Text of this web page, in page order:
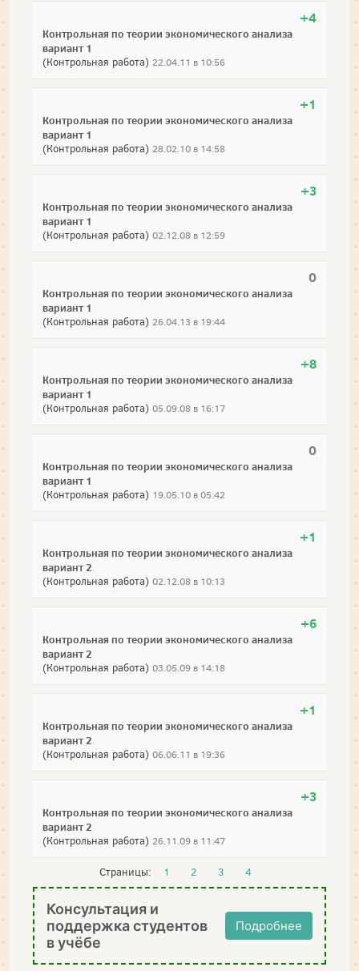
+4
Контрольная по теории экономического анализа
вариант 1
(Контрольная работа) 22.04.11 в 10:56
+1
Контрольная по теории экономического анализа
вариант 1
(Контрольная работа) 28.02.10 в 14:58
+3
Контрольная по теории экономического анализа
вариант 1
(Контрольная работа) 02.12.08 в 12:59
0
Контрольная по теории экономического анализа
вариант 1
(Контрольная работа) 26.04.13 в 19:44
+8
Контрольная по теории экономического анализа
вариант 1
(Контрольная работа) 05.09.08 в 16:17
0
Контрольная по теории экономического анализа
вариант 1
(Контрольная работа) 19.05.10 в 05:42
+1
Контрольная по теории экономического анализа
вариант 2
(Контрольная работа) 02.12.08 в 10:13
+6
Контрольная по теории экономического анализа
вариант 2
(Контрольная работа) 03.05.09 в 14:18
+1
Контрольная по теории экономического анализа
вариант 2
(Контрольная работа) 06.06.11 в 19:36
+3
Контрольная по теории экономического анализа
вариант 2
(Контрольная работа) 26.11.09 в 11:47
Страницы: 1 2 3 4
Консультация и
поддержка студентов
в учёбе
Подробнее